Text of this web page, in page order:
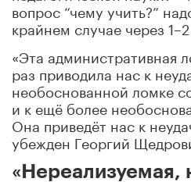
вопрос “чему учить?”
крайнем случае через 1–2
«Эта административная
раз приводила нас к
необоснованной ломке
и к ещё более
Она приведёт нас к
убежден Георгий
«Нереализуемая,